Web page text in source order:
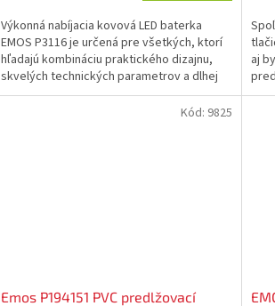
Výkonná nabíjacia kovová LED baterka
EMOS P3116 je určená pre všetkých, ktorí
hľadajú kombináciu praktického dizajnu,
skvelých technických parametrov a dlhej
životnosti.
aj
Emos P194151 PVC predlžovací
Kód: 9825